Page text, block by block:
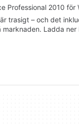
Professional 2010 för
trasigt – och det
Ladda